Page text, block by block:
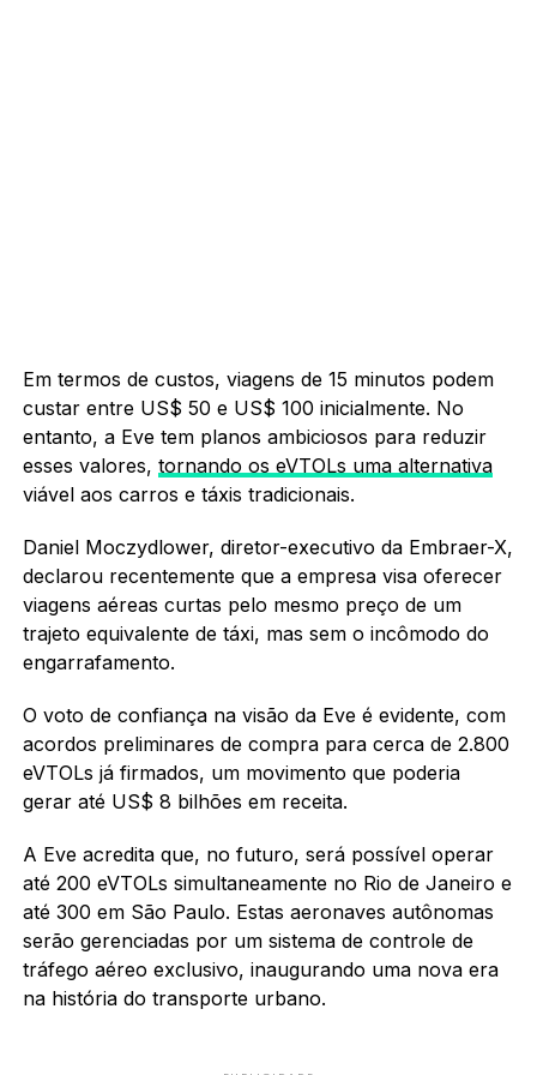
Em termos de custos, viagens de 15 minutos podem
custar entre US$ 50 e US$ 100 inicialmente. No
entanto, a Eve tem planos ambiciosos para reduzir
esses valores, tornando os eVTOLs uma alternativa
viável aos carros e táxis tradicionais.
Daniel Moczydlower, diretor-executivo da Embraer-X,
declarou recentemente que a empresa visa oferecer
viagens aéreas curtas pelo mesmo preço de um
trajeto equivalente de táxi, mas sem o incômodo do
engarrafamento.
O voto de confiança na visão da Eve é evidente, com
acordos preliminares de compra para cerca de 2.800
eVTOLs já firmados, um movimento que poderia
gerar até US$ 8 bilhões em receita.
A Eve acredita que, no futuro, será possível operar
até 200 eVTOLs simultaneamente no Rio de Janeiro e
até 300 em São Paulo. Estas aeronaves autônomas
serão gerenciadas por um sistema de controle de
tráfego aéreo exclusivo, inaugurando uma nova era
na história do transporte urbano.